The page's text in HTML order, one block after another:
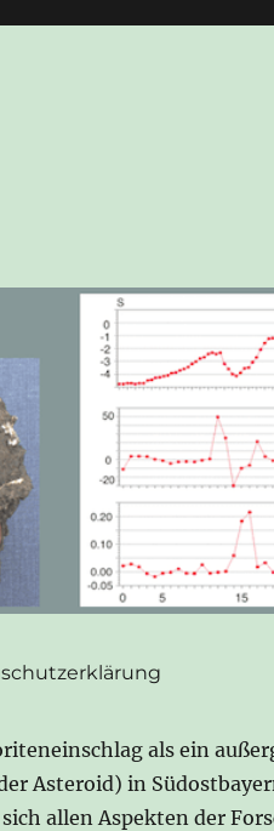
als ein
Asteroid) in
allen Aspekten der